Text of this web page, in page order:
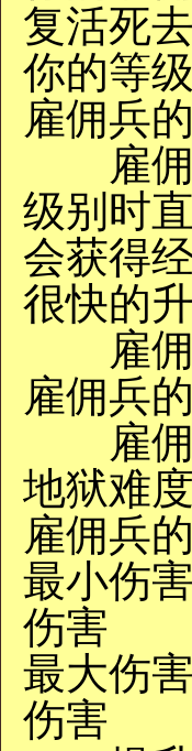
复活死
你的等
雇佣兵
雇佣
级别时
会获得
很快的
雇佣
雇佣兵
雇佣
地狱难
雇佣兵
最小伤
伤害
最大伤
伤害